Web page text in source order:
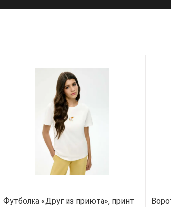
Футболка «Друг из приюта», принт